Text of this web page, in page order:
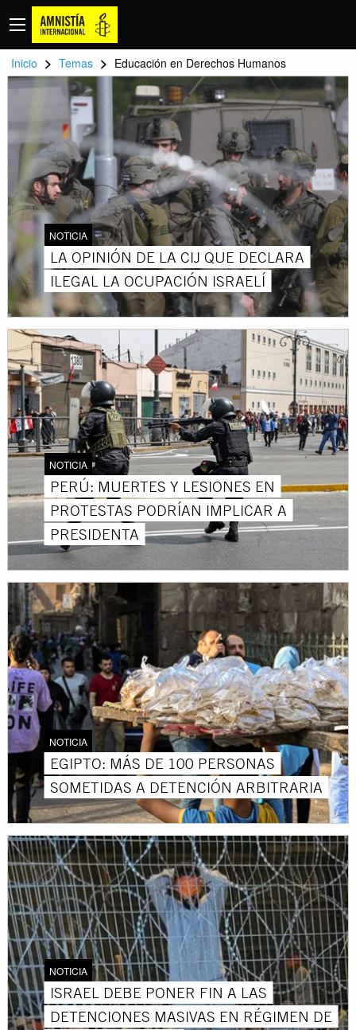
Inicio > Temas > Educación en Derechos Humanos
NOTICIA
LA OPINIÓN DE LA CIJ QUE DECLARA
ILEGAL LA OCUPACIÓN ISRAELÍ
NOTICIA
PERÚ: MUERTES Y LESIONES EN
PROTESTAS PODRÍAN IMPLICAR A
PRESIDENTA
NOTICIA
EGIPTO: MÁS DE 100 PERSONAS
SOMETIDAS A DETENCIÓN ARBITRARIA
NOTICIA
ISRAEL DEBE PONER FIN A LAS
DETENCIONES MASIVAS EN RÉGIMEN DE